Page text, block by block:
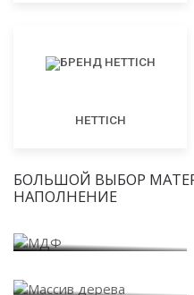
HETTICH
БОЛЬШОЙ ВЫБОР
НАПОЛНЕНИЕ